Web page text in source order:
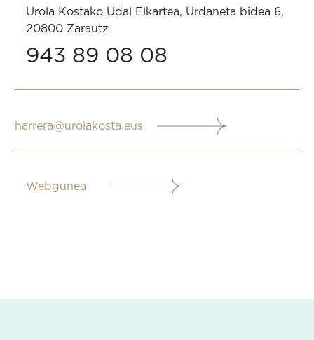
Urola Kostako Udal Elkartea, Urdaneta bidea 6,
20800 Zarautz
943 89 08 08
harrera@urolakosta.eus
Webgunea